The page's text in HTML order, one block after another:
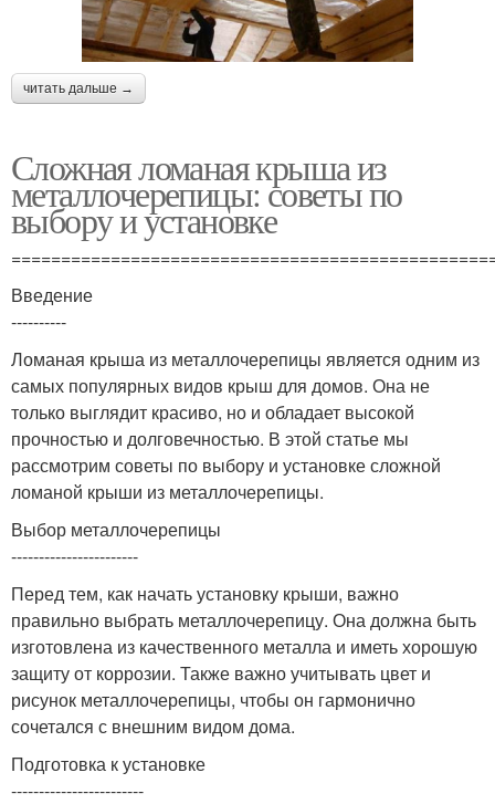
читать дальше →
Сложная ломаная крыша из
металлочерепицы: советы по
выбору и установке
Введение
----------
Ломаная крыша из металлочерепицы является одним из
самых популярных видов крыш для домов. Она не
только выглядит красиво, но и обладает высокой
прочностью и долговечностью. В этой статье мы
рассмотрим советы по выбору и установке сложной
ломаной крыши из металлочерепицы.
Выбор металлочерепицы
-----------------------
Перед тем, как начать установку крыши, важно
правильно выбрать металлочерепицу. Она должна быть
изготовлена из качественного металла и иметь хорошую
защиту от коррозии. Также важно учитывать цвет и
рисунок металлочерепицы, чтобы он гармонично
сочетался с внешним видом дома.
Подготовка к установке
------------------------